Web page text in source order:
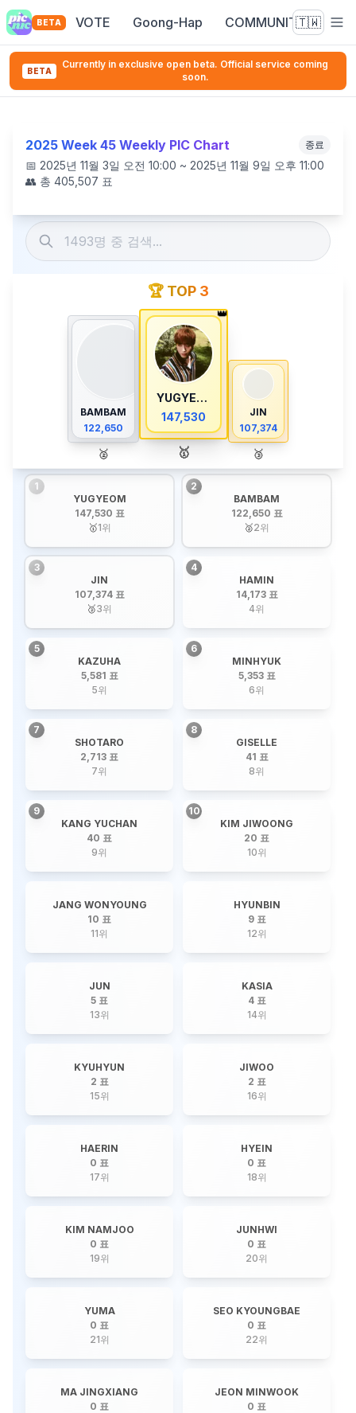
BETA VOTE Goong-Hap COMMUNITY🇹🇼
BETA
Currently in exclusive open beta. Official service coming
soon.
2025 Week 45 Weekly PIC Chart 종료
📅 2025년 11월 3일 오전 10:00 ~ 2025년 11월 9일 오후 11:00
👥 총 405,507 표
🏆 TOP 3
BAMBAM
122,650
🥈
👑
YUGYEOM
147,530
🥇
JIN
107,374
🥉
1
YUGYEOM
147,530 표
🥇1위
2
BAMBAM
122,650 표
🥈2위
3
JIN
107,374 표
🥉3위
4
HAMIN
14,173 표
4위
5
KAZUHA
5,581 표
5위
6
MINHYUK
5,353 표
6위
7
SHOTARO
2,713 표
7위
8
GISELLE
41 표
8위
9
KANG YUCHAN
40 표
9위
10
KIM JIWOONG
20 표
10위
JANG WONYOUNG
10 표
11위
HYUNBIN
9 표
12위
JUN
5 표
13위
KASIA
4 표
14위
KYUHYUN
2 표
15위
JIWOO
2 표
16위
HAERIN
0 표
17위
HYEIN
0 표
18위
KIM NAMJOO
0 표
19위
JUNHWI
0 표
20위
YUMA
0 표
21위
SEO KYOUNGBAE
0 표
22위
MA JINGXIANG
0 표
JEON MINWOOK
0 표